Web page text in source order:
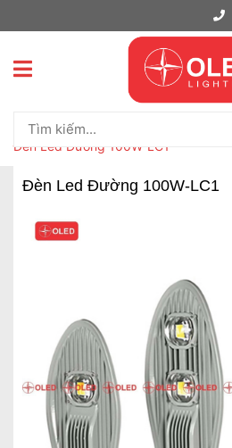
Trang chủ
Đèn Led Đường 100W-LC1
Đèn Led Đường 100W-LC1